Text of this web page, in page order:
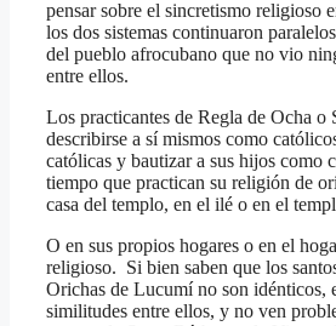
pensar sobre el sincretismo religioso
los dos sistemas continuaron
del pueblo afrocubano que no vio
entre ellos.
Los practicantes de Regla de Ocha o
describirse a sí mismos como
católicas y bautizar a sus hijos como
tiempo que practican su religión de
casa del templo, en el ilé o en el
O en sus propios hogares o en el
religioso. Si bien saben que los
Orichas de Lucumí no son idénticos,
similitudes entre ellos, y no ven